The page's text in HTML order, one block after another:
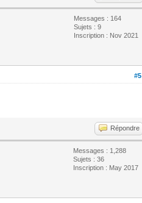
Messages : 164
Sujets : 9
Inscription : Nov 2021
#5
Répondre
Messages : 1,288
Sujets : 36
Inscription : May 2017